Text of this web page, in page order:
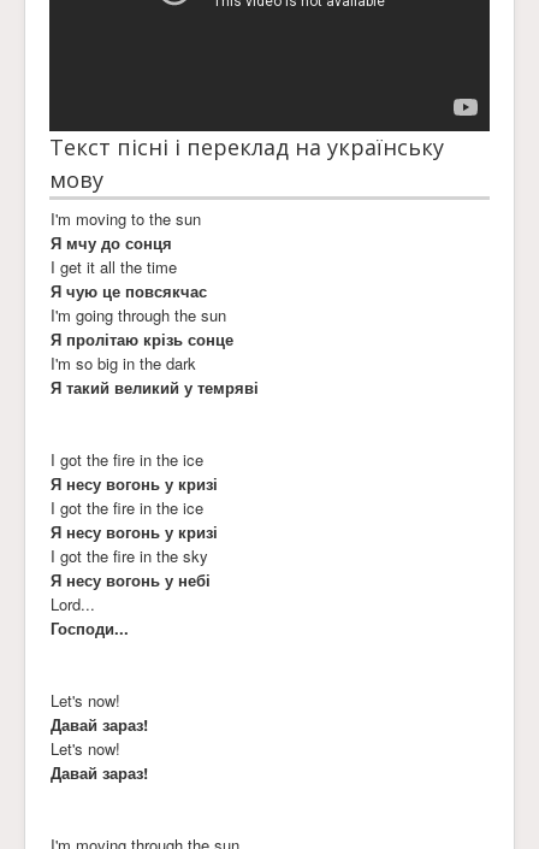
Текст пісні і переклад на українську
мову
I'm moving to the sun
Я мчу до сонця
I get it all the time
Я чую це повсякчас
I'm going through the sun
Я пролітаю крізь сонце
I'm so big in the dark
Я такий великий у темряві
I got the fire in the ice
Я несу вогонь у кризі
I got the fire in the ice
Я несу вогонь у кризі
I got the fire in the sky
Я несу вогонь у небі
Lord...
Господи...
Let's now!
Давай зараз!
Let's now!
Давай зараз!